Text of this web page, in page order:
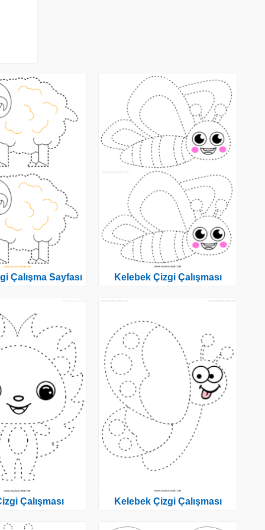
Çalışma Sayfası
Çalışması
Kelebek Çizgi Çalışması
Kelebek Çizgi Çalışması